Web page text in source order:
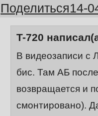
Поделиться14-
T-720
В видеозаписи с
бис. Там АБ
возвращается и
смонтировано).